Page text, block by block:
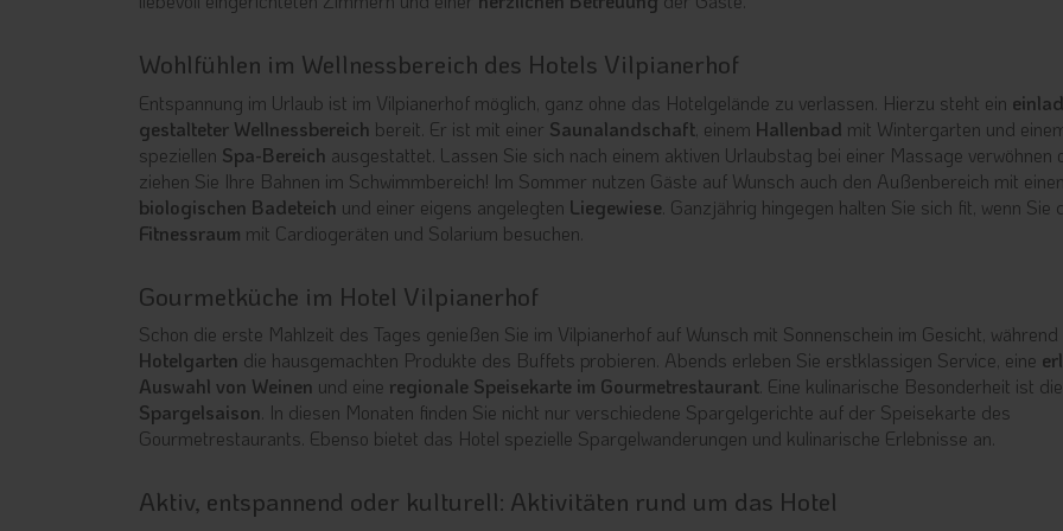
Wohlfühlen im Wellnessbereich des Hotels Vilpianerhof
Entspannung im Urlaub ist im Vilpianerhof möglich, ganz ohne das Hotelgelände zu verlassen. Hierzu steht ein
gestalteter Wellnessbereich bereit. Er ist mit einer Saunalandschaft , einem Hallenbad mit Wintergarten und
speziellen Spa-Bereich ausgestattet. Lassen Sie sich nach einem aktiven Urlaubstag bei einer Massage verwöhnen
ziehen Sie Ihre Bahnen im Schwimmbereich! Im Sommer nutzen Gäste auf Wunsch auch den Außenbereich mit
biologischen Badeteich und einer eigens angelegten Liegewiese . Ganzjährig hingegen halten Sie sich fit, wenn Sie
Fitnessraum mit Cardiogeräten und Solarium besuchen.
Gourmetküche im Hotel Vilpianerhof
Schon die erste Mahlzeit des Tages genießen Sie im Vilpianerhof auf Wunsch mit Sonnenschein im Gesicht, während
Hotelgarten die hausgemachten Produkte des Buffets probieren. Abends erleben Sie erstklassigen Service, eine
Auswahl von Weinen und eine regionale Speisekarte im Gourmetrestaurant. Eine kulinarische Besonderheit ist die
Spargelsaison. In diesen Monaten finden Sie nicht nur verschiedene Spargelgerichte auf der Speisekarte des
Gourmetrestaurants. Ebenso bietet das Hotel spezielle Spargelwanderungen und kulinarische Erlebnisse an.
Aktiv, entspannend oder kulturell: Aktivitäten rund um das Hotel